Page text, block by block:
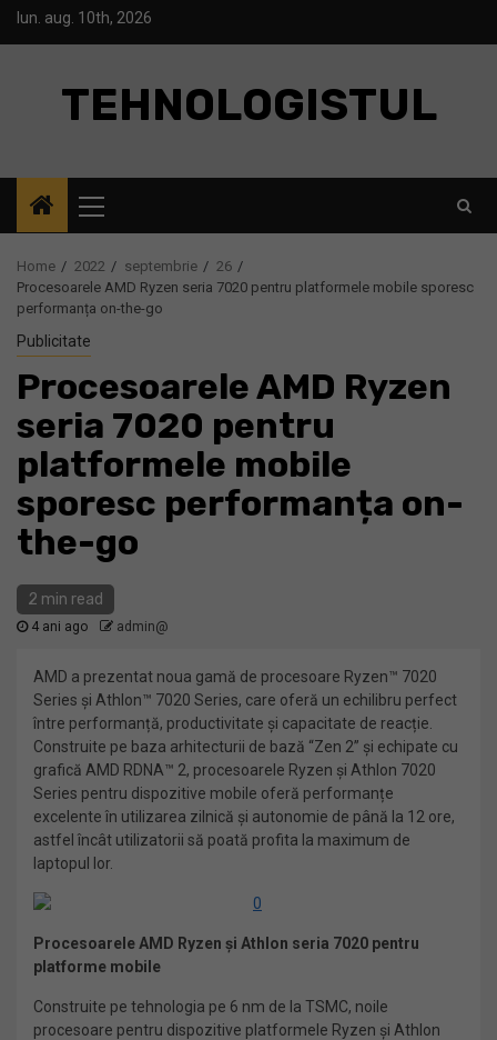
Skiplun. aug. 10th, 2026
TEHNOLOGISTUL
Menu
Home 2022 septembrie
26
Procesoarele AMD Ryzen seria 7020 pentru platformele mobile sporesc
performanța on-the-go
Publicitate
Procesoarele AMD Ryzen
seria 7020 pentru
platformele mobile
sporesc performanța on-
the-go
2 min read
4 ani ago admin@
AMD a prezentat noua gamă de procesoare Ryzen™ 7020
Series și Athlon™ 7020 Series, care oferă un echilibru perfect
între performanță, productivitate și capacitate de reacție.
Construite pe baza arhitecturii de bază “Zen 2” și echipate cu
grafică AMD RDNA™ 2, procesoarele Ryzen și Athlon 7020
Series pentru dispozitive mobile oferă performanțe
excelente în utilizarea zilnică și autonomie de până la 12 ore,
astfel încât utilizatorii să poată profita la maximum de
laptopul lor.
Procesoarele AMD Ryzen și Athlon seria 7020 pentru
platforme mobile
Construite pe tehnologia pe 6 nm de la TSMC, noile
procesoare pentru dispozitive platformele Ryzen și Athlon